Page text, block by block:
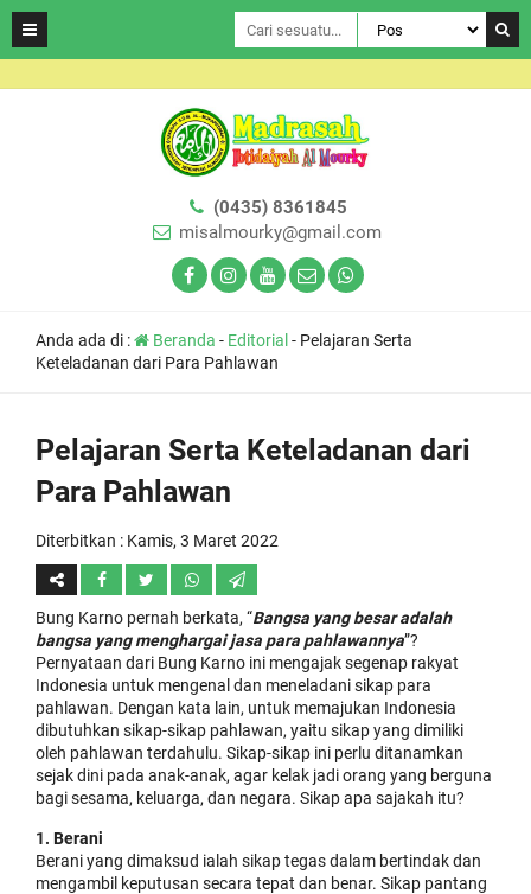
(0435) 8361845
misalmourky@gmail.com
Anda ada di : Beranda - Editorial - Pelajaran Serta
Keteladanan dari Para Pahlawan
Pelajaran Serta Keteladanan dari
Para Pahlawan
Diterbitkan : Kamis, 3 Maret 2022
Bung Karno pernah berkata, “Bangsa yang besar adalah
bangsa yang menghargai jasa para pahlawannya”?
Pernyataan dari Bung Karno ini mengajak segenap rakyat
Indonesia untuk mengenal dan meneladani sikap para
pahlawan. Dengan kata lain, untuk memajukan Indonesia
dibutuhkan sikap-sikap pahlawan, yaitu sikap yang dimiliki
oleh pahlawan terdahulu. Sikap-sikap ini perlu ditanamkan
sejak dini pada anak-anak, agar kelak jadi orang yang berguna
bagi sesama, keluarga, dan negara. Sikap apa sajakah itu?
1. Berani
Berani yang dimaksud ialah sikap tegas dalam bertindak dan
mengambil keputusan secara tepat dan benar. Sikap pantang